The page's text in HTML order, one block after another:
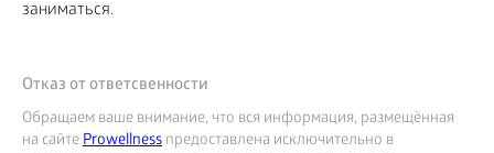
заниматься.
Отказ от ответсвенности
Обращаем ваше внимание, что вся информация, размещённая
на сайтеProwellness предоставлена исключительно в